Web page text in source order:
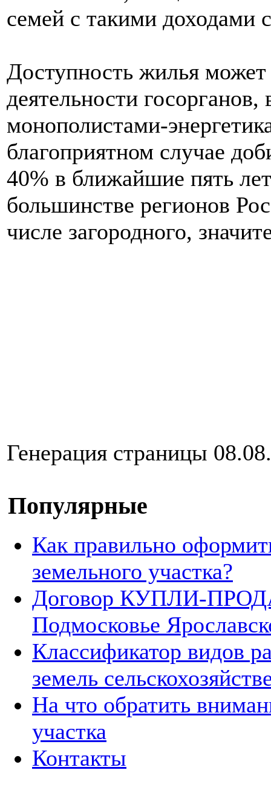
семей с такими доходами
Доступность жилья может
деятельности
монополистами-
благоприятном случае
40% в ближайшие пять
большинстве регионов
числе загородного,
Генерация страницы
Популярные
Как правильно
земельного участка?
Договор КУПЛИ-
Подмосковье
Классификатор видов
земель
На что обратить
участка
Контакты